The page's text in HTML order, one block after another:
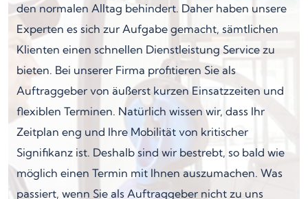
den normalen Alltag behindert. Daher haben unsere
Experten es sich zur Aufgabe gemacht, sämtlichen
Klienten einen schnellen Dienstleistung Service zu
bieten. Bei unserer Firma profitieren Sie als
Auftraggeber von äußerst kurzen Einsatzzeiten und
flexiblen Terminen. Natürlich wissen wir, dass Ihr
Zeitplan eng und Ihre Mobilität von kritischer
Signifikanz ist. Deshalb sind wir bestrebt, so bald wie
möglich einen Termin mit Ihnen auszumachen. Was
passiert, wenn Sie als Auftraggeber nicht zu uns